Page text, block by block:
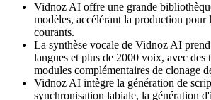
Vidnoz AI offre une grande
modèles, accélérant la production pour
courants.
La synthèse vocale de Vidnoz AI
langues et plus de 2000 voix, avec des
modules complémentaires de clonage
Vidnoz AI intègre la génération de
synchronisation labiale, la génération